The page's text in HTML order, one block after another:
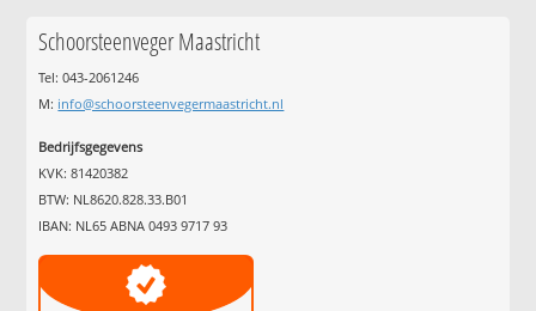
Schoorsteenveger Maastricht
Tel: 043-2061246
M: info@schoorsteenvegermaastricht.nl
Bedrijfsgegevens
KVK: 81420382
BTW: NL8620.828.33.B01
IBAN: NL65 ABNA 0493 9717 93